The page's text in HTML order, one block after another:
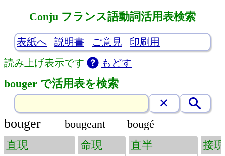
Conju フランス語動詞活用表検索
表紙へ 説明書 ご意見
印刷用
読み上げ表示です
もどす
bouger で活用表を検索
bouger bougeant
bougé
直現
命現
直半
接現